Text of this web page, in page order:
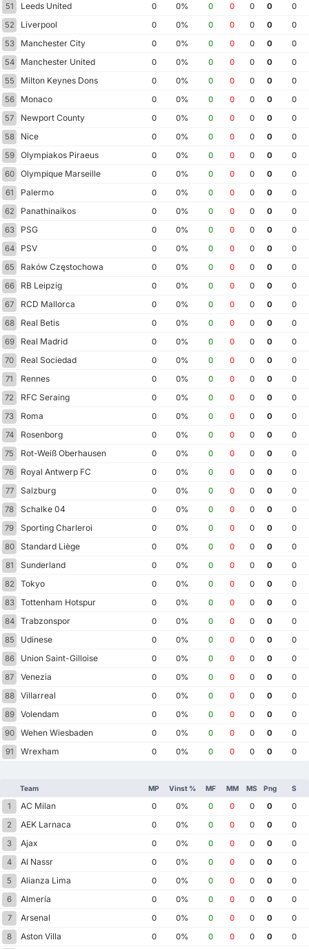
51
Leeds United 0 0% 0 0 0 0
0
52
Liverpool 0 0% 0 0 0 0
0
53
Manchester City 0 0% 0 0 0 0
0
54
Manchester United 0 0% 0 0 0 0
0
55
Milton Keynes Dons 0 0% 0 0 0 0
0
56
Monaco 0 0% 0 0 0 0
0
57
Newport County 0 0% 0 0 0 0
0
58
Nice 0 0% 0 0 0 0
0
59
Olympiakos Piraeus 0 0% 0 0 0 0
0
60
Olympique Marseille 0 0% 0 0 0 0
0
61
Palermo 0 0% 0 0 0 0
0
62
Panathinaikos 0 0% 0 0 0 0
0
63
PSG 0 0% 0 0 0 0
0
64
PSV 0 0% 0 0 0 0
0
65
Raków Częstochowa 0 0% 0 0 0 0
0
66
RB Leipzig 0 0% 0 0 0 0
0
67
RCD Mallorca 0 0% 0 0 0 0
0
68
Real Betis 0 0% 0 0 0 0
0
69
Real Madrid 0 0% 0 0 0 0
0
70
Real Sociedad 0 0% 0 0 0 0
0
71
Rennes 0 0% 0 0 0 0
0
72
RFC Seraing 0 0% 0 0 0 0
0
73
Roma 0 0% 0 0 0 0
0
74
Rosenborg 0 0% 0 0 0 0
0
75
Rot-Weiß Oberhausen 0 0% 0 0 0 0
0
76
Royal Antwerp FC 0 0% 0 0 0 0
0
77
Salzburg 0 0% 0 0 0 0
0
78
Schalke 04 0 0% 0 0 0 0
0
79
Sporting Charleroi 0 0% 0 0 0 0
0
80
Standard Liège 0 0% 0 0 0 0
0
81
Sunderland 0 0% 0 0 0 0
0
82
Tokyo 0 0% 0 0 0 0
0
83
Tottenham Hotspur 0 0% 0 0 0 0
0
84
Trabzonspor 0 0% 0 0 0 0
0
85
Udinese 0 0% 0 0 0 0
0
86
Union Saint-Gilloise 0 0% 0 0 0 0
0
87
Venezia 0 0% 0 0 0 0
0
88
Villarreal 0 0% 0 0 0 0
0
89
Volendam 0 0% 0 0 0 0
0
90
Wehen Wiesbaden 0 0% 0 0 0 0
0
91
Wrexham 0 0% 0 0 0 0 0
Team MP Vinst % MF MM MS Png S
1 AC Milan 0 0% 0 0 0 0
0
2
AEK Larnaca 0 0% 0 0 0 0
0
3
Ajax 0 0% 0 0 0 0
0
4
Al Nassr 0 0% 0 0 0 0
0
5
Alianza Lima 0 0% 0 0 0 0
0
6
Almería 0 0% 0 0 0 0
0
7
Arsenal 0 0% 0 0 0 0
0
8
Aston Villa 0 0% 0 0 0 0
0